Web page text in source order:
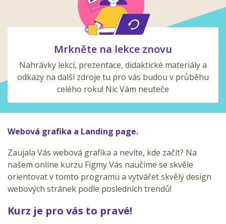
Mrkněte na lekce znovu
Nahrávky lekcí, prezentace, didaktické materiály a
odkazy na další zdroje tu pro vás budou v průběhu
celého roku! Nic Vám neuteče
Webová grafika a Landing page.
Zaujala Vás webová grafika a nevíte, kde začít? Na
našem online kurzu Figmy Vás naučíme se skvěle
orientovat v tomto programu a vytvářet skvělý design
webových stránek podle posledních trendů!
Kurz je pro vás to pravé!